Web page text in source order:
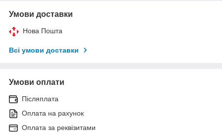
Умови доставки
Нова Пошта
Всі умови доставки
Умови оплати
Післяплата
Оплата на рахунок
Оплата за реквізитами